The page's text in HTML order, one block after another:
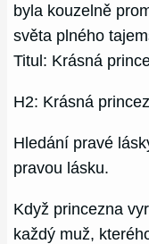
byla kouzelně
světa plného
Titul: Krásná
H2: Krásná
Hledání pravé
pravou lásku.
Když princezna
každý muž,